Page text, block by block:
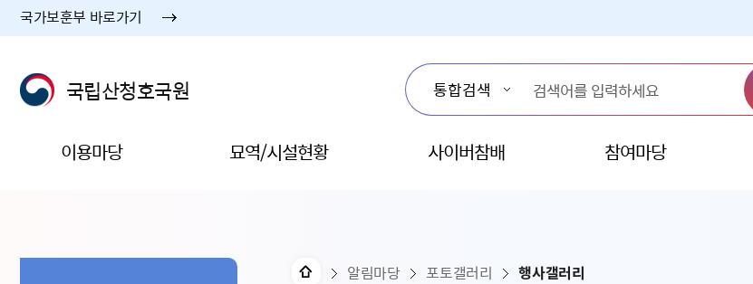
국가보훈부 바로가기
국립산청호국원
이용마당 묘역/시설현황 사이버참배 참여마당
알림마당 포토갤러리 행사갤러리